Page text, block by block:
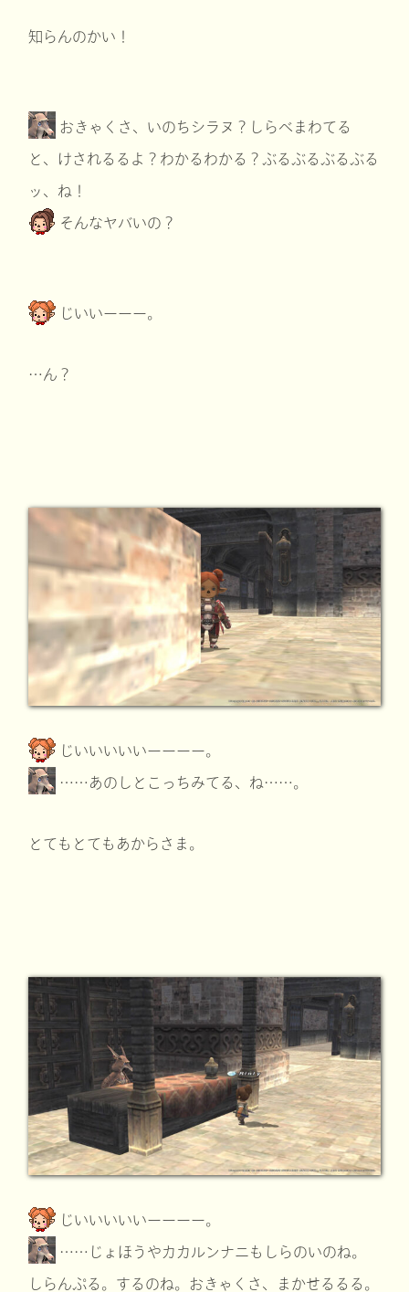
知らんのかい！
おきゃくさ、いのちシラヌ？しらべまわてる
と、けされるるよ？わかるわかる？ぶるぶるぶるぶる
ッ、ね！
そんなヤバいの？
じいいーーー。
…ん？
じいいいいいーーーー。
……あのしとこっちみてる、ね……。
とてもとてもあからさま。
じいいいいいーーーー。
……じょほうやカカルンナニもしらのいのね。
しらんぷる。するのね。おきゃくさ、まかせるるる。